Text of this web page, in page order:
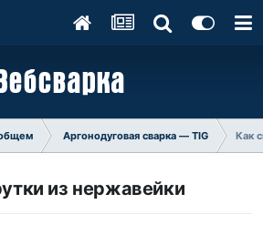
Аргонодуговая сварка — TIG Как
из нержавейки